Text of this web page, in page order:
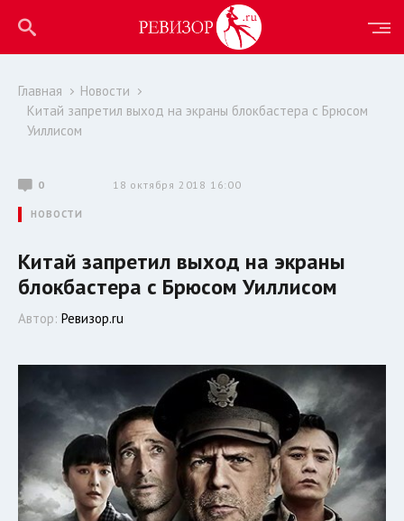
Главная
Новости
Китай запретил выход на экраны блокбастера с Брюсом
Уиллисом
0 18 октября 2018 16:00
НОВОСТИ
Китай запретил выход на экраны
блокбастера с Брюсом Уиллисом
Автор: Ревизор.ru